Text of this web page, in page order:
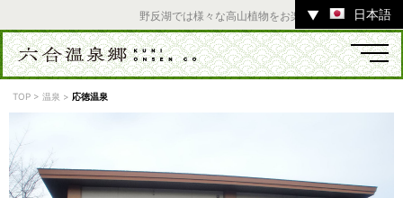
野反湖では様々な高山植物をお楽しみいただけます。
▼ 日本語
TOP >温泉 > 応徳温泉